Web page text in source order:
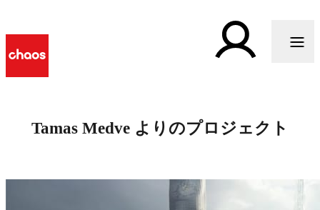
Tamas Medve よりのプロジェクト